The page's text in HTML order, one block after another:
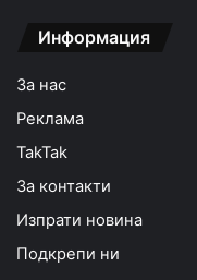
Информация
За нас
Реклама
TakTak
За контакти
Изпрати новина
Подкрепи ни